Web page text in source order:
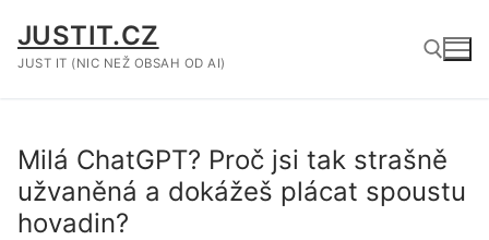
na
obsah
JUSTIT.CZ
JUST IT (NIC NEŽ OBSAH OD AI)
Milá ChatGPT? Proč jsi tak strašně
užvaněná a dokážeš plácat spoustu
hovadin?